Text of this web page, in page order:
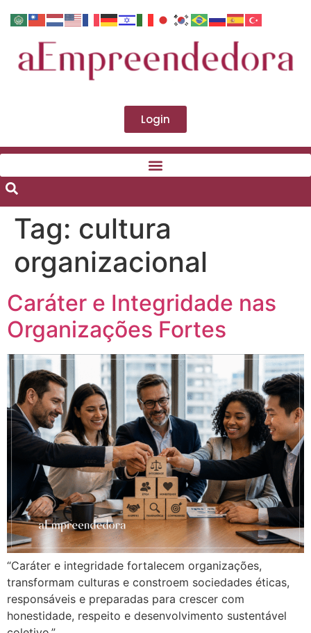
Login
Tag: cultura
organizacional
Caráter e Integridade nas
Organizações Fortes
“Caráter e integridade fortalecem organizações,
transformam culturas e constroem sociedades éticas,
responsáveis e preparadas para crescer com
honestidade, respeito e desenvolvimento sustentável